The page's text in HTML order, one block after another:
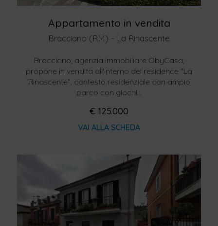
Appartamento in vendita
Bracciano (RM) - La Rinascente
Bracciano, agenzia immobiliare ObyCasa,
propone in vendita all'interno del residence "La
Rinascente", contesto residenziale con ampio
parco con giochi...
€ 125.000
VAI ALLA SCHEDA